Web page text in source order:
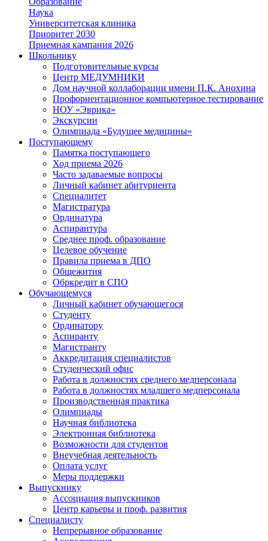
Наука
Университетская клиника
Приоритет 2030
Приемная кампания 2026
Школьнику
Подготовительные курсы
Центр МЕДУМНИКИ
Дом научной коллаборации имени П.К. Анохина
Профориентационное компьютерное тестирование
НОУ «Эврика»
Экскурсии
Олимпиада «Будущее медицины»
Поступающему
Памятка поступающего
Ход приема 2026
Часто задаваемые вопросы
Личный кабинет абитуриента
Специалитет
Магистратура
Ординатура
Аспирантура
Среднее проф. образование
Целевое обучение
Правила приема в ДПО
Общежития
Обркредит в СПО
Обучающемуся
Личный кабинет обучающегося
Студенту
Ординатору
Аспиранту
Магистранту
Аккредитация специалистов
Студенческий офис
Работа в должностях среднего медперсонала
Работа в должностях младшего медперсонала
Производственная практика
Олимпиады
Научная библиотека
Электронная библиотека
Возможности для студентов
Внеучебная деятельность
Оплата услуг
Меры поддержки
Выпускнику
Ассоциация выпускников
Центр карьеры и проф. развития
Специалисту
Непрерывное образование